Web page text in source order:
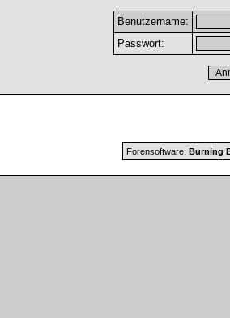
Benutzername:
Passwort:
Forensoftware: Burning